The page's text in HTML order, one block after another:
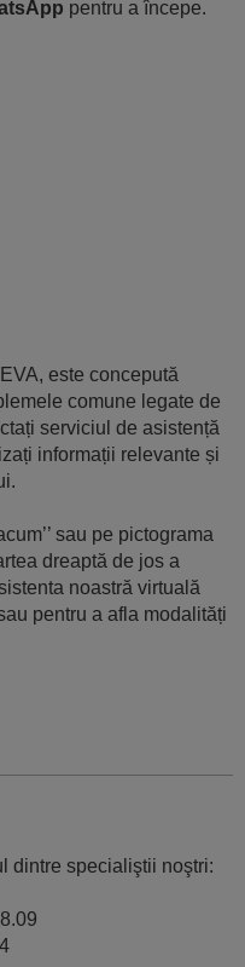
pentru a începe.
este concepută
comune legate de
serviciul de asistență
informații relevante și
sau pe pictograma
dreaptă de jos a
noastră virtuală
pentru a afla modalități
dintre specialiştii noştri: